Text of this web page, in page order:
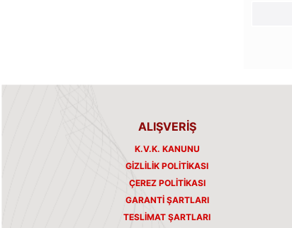
ALIŞVERİŞ
K.V.K. KANUNU
GIZLILIK POLITIKASI
ÇEREZ POLITIKASI
GARANTI ŞARTLARI
TESLIMAT ŞARTLARI